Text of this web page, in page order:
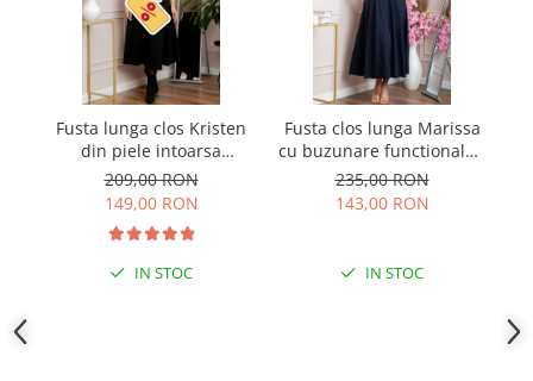
Fusta lunga clos Kristen
din piele intoarsa
ecologica cu centura in
talie - Negru
209,00 RON
149,00 RON
IN STOC
Fusta clos lunga Marissa
cu buzunare functionale -
Bleumarin
235,00 RON
143,00 RON
IN STOC